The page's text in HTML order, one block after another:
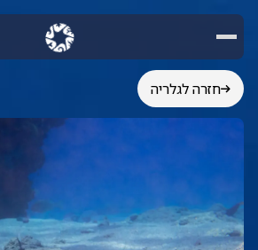
חזרה לגלריה